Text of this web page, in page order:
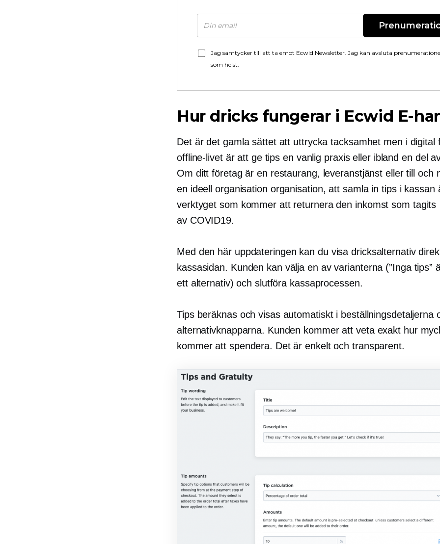
Jag samtycker till att ta emot Ecwid Newsletter. Jag kan avsluta
som helst.
Hur dricks fungerar i Ecwid E-
Det är det gamla sättet att uttrycka tacksamhet men i digital
offline-livet är att ge tips en vanlig praxis eller ibland en del
Om ditt företag är en restaurang, leveranstjänst eller till och
en ideell organisation organisation, att samla in tips i kassan
verktyget som kommer att returnera den inkomst som tagits
av COVID19.
Med den här uppdateringen kan du visa dricksalternativ
kassasidan. Kunden kan välja en av varianterna (”Inga tips”
ett alternativ) och slutföra kassaprocessen.
Tips beräknas och visas automatiskt i beställningsdetaljerna
alternativknapparna. Kunden kommer att veta exakt hur
kommer att spendera. Det är enkelt och transparent.